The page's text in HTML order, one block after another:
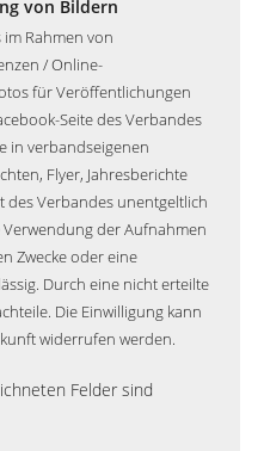
von Bildern
Rahmen von
/ Online-
für Veröffentlichungen
Seite des Verbandes
in verbandseigenen
Flyer, Jahresberichte
des Verbandes unentgeltlich
der Aufnahmen
Zwecke oder eine
Durch eine nicht erteilte
Die Einwilligung kann
widerrufen werden.
Felder sind